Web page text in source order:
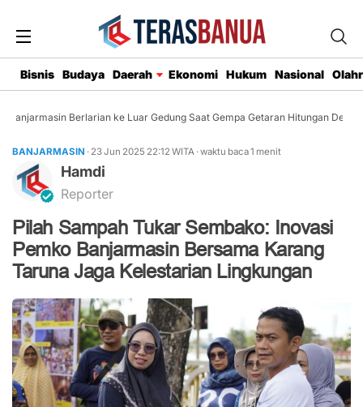
Bisnis Budaya Daerah Ekonomi Hukum Nasional
Berlarian ke Luar Gedung Saat Gempa Getaran Hitungan Detik
BANJARMASIN · 23 Jun 2025 22:12WITA ·waktu baca 1 menit
Hamdi
Reporter
Pilah Sampah Tukar Sembako: Inovasi
Pemko Banjarmasin Bersama Karang
Taruna Jaga Kelestarian Lingkungan